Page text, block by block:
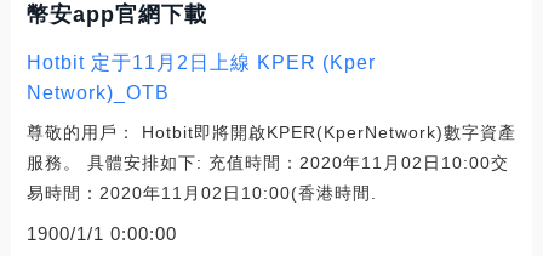
幣安app官網下載
Hotbit 定于11月2日上線 KPER (Kper
Network)_OTB
尊敬的用戶： Hotbit即將開啟KPER(KperNetwork)數字資產
服務。 具體安排如下: 充值時間：2020年11月02日10:00交
易時間：2020年11月02日10:00(香港時間.
1900/1/1 0:00:00